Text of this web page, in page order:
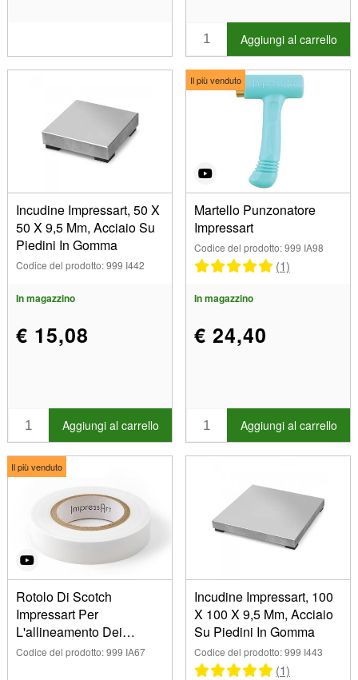
Aggiungi al carrello
Incudine Impressart, 50 X
50 X 9,5 Mm, Acciaio Su
Piedini In Gomma
Codice del prodotto: 999 I442
In magazzino
€ 15,08
Aggiungi al carrello
Il più venduto
Martello Punzonatore
Impressart
Codice del prodotto: 999 IA98
(1)
In magazzino
€ 24,40
Aggiungi al carrello
Il più venduto
Rotolo Di Scotch
Impressart Per
L'allineamento Dei
Punzoni
Codice del prodotto: 999 IA67
Incudine Impressart, 100
X 100 X 9,5 Mm, Acciaio
Su Piedini In Gomma
Codice del prodotto: 999 I443
(1)